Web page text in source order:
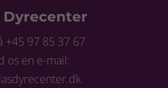
Dyrecenter
+45 97 85 37 67
os en e-mail: